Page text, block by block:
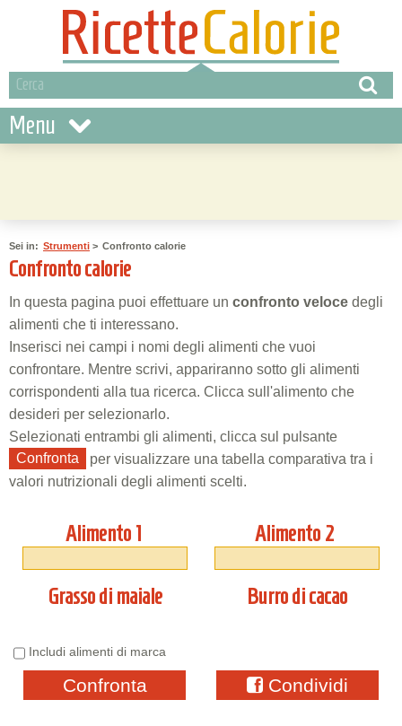
Menu
Sei in: Strumenti > Confronto calorie
Confronto calorie
In questa pagina puoi effettuare un confronto veloce degli
alimenti che ti interessano.
Inserisci nei campi i nomi degli alimenti che vuoi
confrontare. Mentre scrivi, appariranno sotto gli alimenti
corrispondenti alla tua ricerca. Clicca sull'alimento che
desideri per selezionarlo.
Selezionati entrambi gli alimenti, clicca sul pulsante
Confronta
per visualizzare una tabella comparativa tra i
valori nutrizionali degli alimenti scelti.
Alimento 1
Grasso di maiale
Alimento 2
Burro di cacao
Includi alimenti di marca
Confronta Condividi